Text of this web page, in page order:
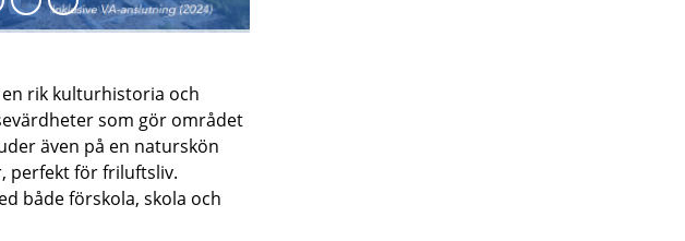
rik kulturhistoria och
som gör området
även på en naturskön
perfekt för friluftsliv.
både förskola, skola och